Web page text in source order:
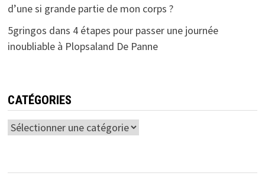
d’une si grande partie de mon corps ?
5gringos dans 4 étapes pour passer une journée
inoubliable à Plopsaland De Panne
CATÉGORIES
Catégories